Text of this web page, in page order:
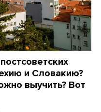
и Словакию?
выучить? Вот